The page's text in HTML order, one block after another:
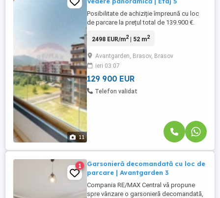
11
Posibilitate de achiziție împreună cu loc
de parcare la prețul total de 139.900 €.
apartamente care îți oferă libertatea de a
apartament cu 2 camere din Avantgarden
Faza V face parte din cea de-a doua
categorie, combinând ...
2498 EUR/m2| 52 m2
Avantgarden, Brasov, Brasov
ieri 03:07
129 900 EUR
Telefon validat
1
Garsonieră decomandată cu loc de
parcare | Avantgarden 3
Compania RE/MAX Central vă propune
spre vânzare o garsonieră decomandată,